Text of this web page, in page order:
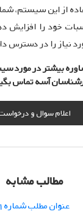
از این سیستم،
خود را افزایش
نیاز را در دسترس
بیشتر در مورد
آسه تماس
اعلام سوال و درخواست
مطالب مشابه
عنوان مطلب شماره ۱